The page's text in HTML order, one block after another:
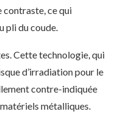
contraste, ce qui
pli du coude.
Cette technologie, qui
d’irradiation pour le
contre-indiquée
métalliques.